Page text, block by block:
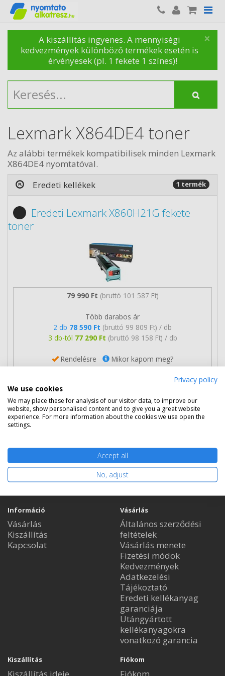
×
A kiszállítás ingyenes. A mennyiségi
kedvezmények különböző termékek esetén is
érvényesek (pl. 1 fekete 1 színes)!
Lexmark X864DE4 toner
Az alábbi termékek kompatibilisek minden Lexmark
X864DE4 nyomtatóval.
Eredeti kellékek
1 termék
Eredeti Lexmark X860H21G fekete
toner
79 990 Ft (bruttó 101 587 Ft)
Több darabos ár
2 db 78 590 Ft (bruttó 99 809 Ft) / db
3 db-tól 77 290 Ft (bruttó 98 158 Ft) / db
Rendelésre Mikor kapom meg?
Információ
Vásárlás
Kiszállítás
Kapcsolat
Vásárlás
Általános szerződési
feltételek
Vásárlás menete
Fizetési módok
Kedvezmények
Adatkezelési
Tájékoztató
Eredeti kellékanyag
garanciája
Utángyártott
kellékanyagokra
vonatkozó garancia
Kiszállítás
Kiszállítás ideje
Fiókom
Fiókom
Privacy policy
We use cookies
We may place these for analysis of our visitor data, to improve our
website, show personalised content and to give you a great website
experience. For more information about the cookies we use open the
settings.
Accept all
No, adjust